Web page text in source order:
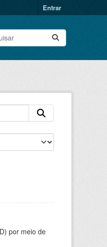
Entrar
por meio de